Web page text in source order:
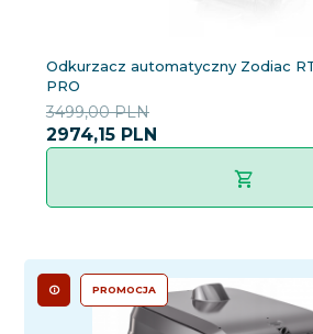
Odkurzacz automatyczny Zodiac
PRO
2974,15 PLN
3499,00 PLN
PROMOCJA